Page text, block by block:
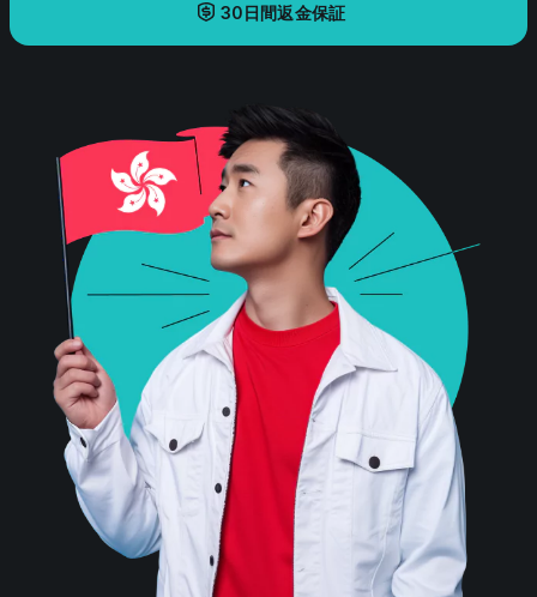
30日間返金保証